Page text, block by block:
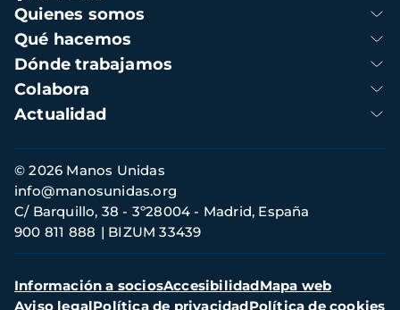
Navegación
principal
Quienes somos
Qué hacemos
Dónde trabajamos
Colabora
Actualidad
Información
de
contacto
© 2026 Manos Unidas
C/ Barquillo, 38 - 3º28004 - Madrid, España
900 811 888
BIZUM 33439
info@manosunidas.org
Menú
secundario
Información a sociosAccesibilidadMapa web
Aviso legalPolítica de privacidadPolítica de cookies